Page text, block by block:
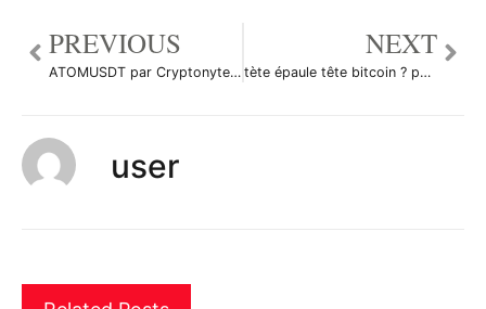
PREVIOUS
ATOMUSDT par Cryptonyte-Trading
NEXT
tète épaule tête bitcoin ? par GhostInTheShellTwenty
user